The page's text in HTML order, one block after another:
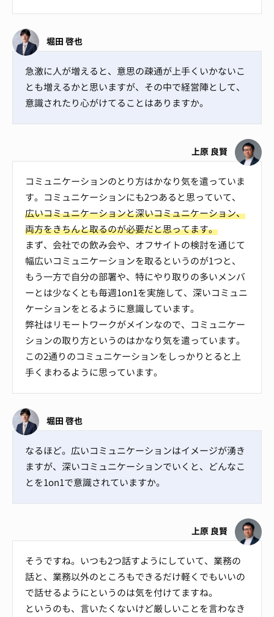
堀田 啓也
急激に人が増えると、意思の疎通が上手くいかないこ
とも増えるかと思いますが、その中で経営陣として、
意識されたり心がけてることはありますか。
上原 良賢
コミュニケーションのとり方はかなり気を遣っていま
す。コミュニケーションにも2つあると思っていて、
広いコミュニケーションと深いコミュニケーション、
両方をきちんと取るのが必要だと思ってます。
まず、会社での飲み会や、オフサイトの検討を通じて
幅広いコミュニケーションを取るというのが1つと、
もう一方で自分の部署や、特にやり取りの多いメンバ
ーとは少なくとも毎週1on1を実施して、深いコミュニ
ケーションをとるように意識しています。
弊社はリモートワークがメインなので、コミュニケー
ションの取り方というのはかなり気を遣っています。
この2通りのコミュニケーションをしっかりとると上
手くまわるように思っています。
堀田 啓也
なるほど。広いコミュニケーションはイメージが湧き
ますが、深いコミュニケーションでいくと、どんなこ
とを1on1で意識されていますか。
上原 良賢
そうですね。いつも2つ話すようにしていて、業務の
話と、業務以外のところもできるだけ軽くでもいいの
で話せるようにというのは気を付けてますね。
というのも、言いたくないけど厳しいことを言わなき